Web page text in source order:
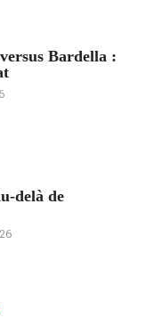
Bardella :
delà de